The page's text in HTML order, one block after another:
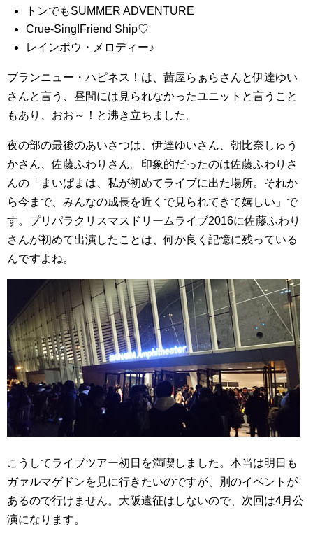
トンでもSUMMER ADVENTURE
Crue-Sing!Friend Ship♡
レインボウ・メロディー♪
ブランニュー・ハピネス！は、茜屋らぁらさんと伊達ゆい
さんと言う、昼間には見られなかったユニットと言うこと
もあり、おお～！と沸き立ちました。
夜の部の最後のあいさつは、伊達ゆいさん、朝比奈しゅう
かさん、佐藤ふわりさん。印象的だったのは佐藤ふわりさ
んの「まいぱまは、私が初めてライブに出た場所。それか
ら今まで、みんなの成長を近くで見られてきて嬉しい」で
す。プリパラクリスマスドリームライブ2016に佐藤ふわり
さんが初めて出演したことは、何か良く記憶に残っている
んですよね。
こうしてライブツアー初日を満喫しました。本当は明日も
ガァルマゲドンを見に行きたいのですが、別のイベントが
あるので行けません。大阪遠征はしないので、次回は4月公
演になります。